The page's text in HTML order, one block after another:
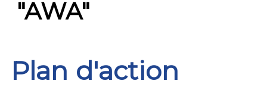
"AWA"
Plan d'action